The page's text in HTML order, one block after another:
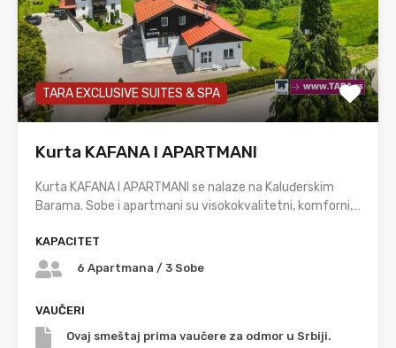
TARA EXCLUSIVE SUITES & SPA
Kurta KAFANA I APARTMANI
Kurta KAFANA I APARTMANI se nalaze na Kaluđerskim
Barama. Sobe i apartmani su visokokvalitetni, komforni,…
KAPACITET
6 Apartmana / 3 Sobe
VAUČERI
Ovaj smeštaj prima vaučere za odmor u Srbiji.